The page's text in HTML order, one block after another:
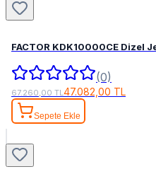
FACTOR KDK10000CE Dizel
(0)
67.260,00 TL47.082,00 TL
Sepete Ekle